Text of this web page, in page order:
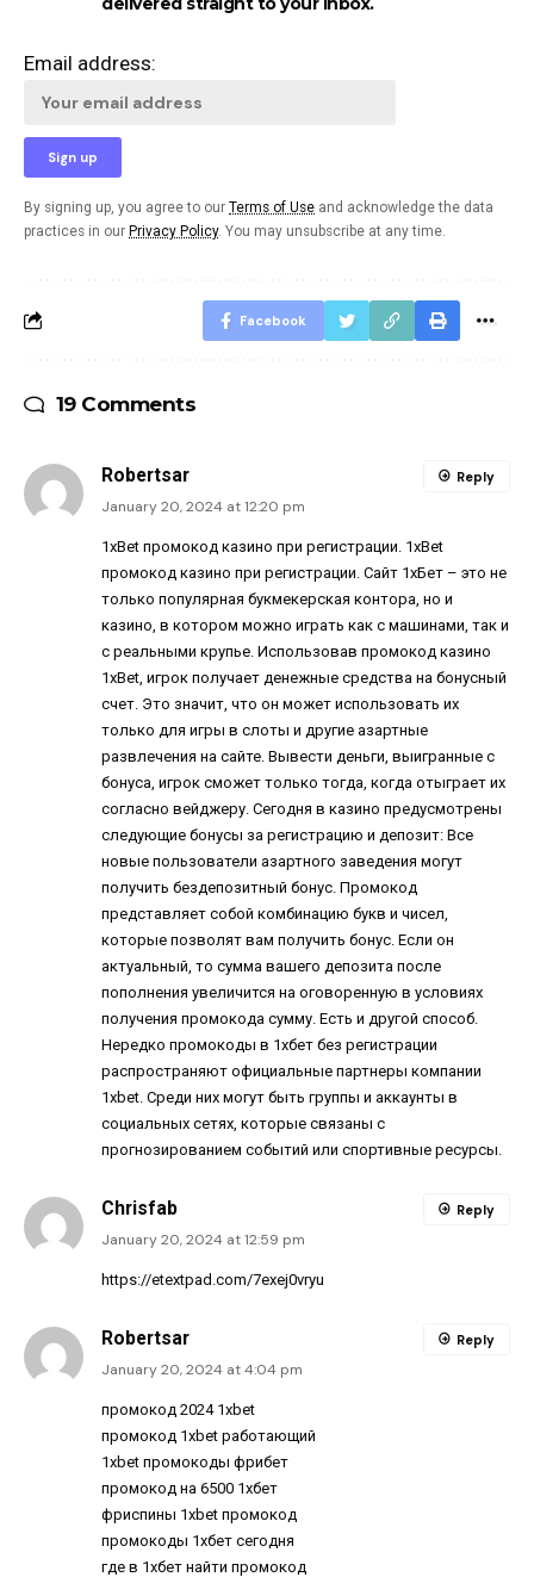
Email address:
By signing up, you agree to our Terms of Use and acknowledge the data
practices in our Privacy Policy. You may unsubscribe at any time.
Facebook
19 Comments
Robertsar
January 20, 2024 at 12:20 pm
1xBet промокод казино при регистрации. 1xBet
промокод казино при регистрации. Сайт 1хБет – это не
только популярная букмекерская контора, но и
казино, в котором можно играть как с машинами, так и
с реальными крупье. Использовав промокод казино
1xBet, игрок получает денежные средства на бонусный
счет. Это значит, что он может использовать их
только для игры в слоты и другие азартные
развлечения на сайте. Вывести деньги, выигранные с
бонуса, игрок сможет только тогда, когда отыграет их
согласно вейджеру. Сегодня в казино предусмотрены
следующие бонусы за регистрацию и депозит: Все
новые пользователи азартного заведения могут
получить бездепозитный бонус. Промокод
представляет собой комбинацию букв и чисел,
которые позволят вам получить бонус. Если он
актуальный, то сумма вашего депозита после
пополнения увеличится на оговоренную в условиях
получения промокода сумму. Есть и другой способ.
Нередко промокоды в 1хбет без регистрации
распространяют официальные партнеры компании
1xbet. Среди них могут быть группы и аккаунты в
социальных сетях, которые связаны с
прогнозированием событий или спортивные ресурсы.
Reply
Chrisfab
January 20, 2024 at 12:59 pm
https://etextpad.com/7exej0vryu
Reply
Robertsar
January 20, 2024 at 4:04 pm
промокод 2024 1xbet
промокод 1xbet работающий
1xbet промокоды фрибет
промокод на 6500 1хбет
фриспины 1xbet промокод
промокоды 1хбет сегодня
где в 1хбет найти промокод
Reply